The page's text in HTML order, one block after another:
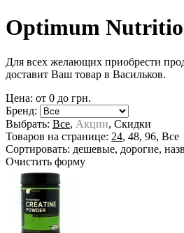
Optimum
Для всех желающих приобрести
доставит Ваш товар в Васильков.
Цена: от 0 до грн.
Бренд:
Выбрать: Все, Акции, Скидки
Товаров на странице: 24, 48, 96, Все
Сортировать: дешевые, дорогие,
Очистить форму